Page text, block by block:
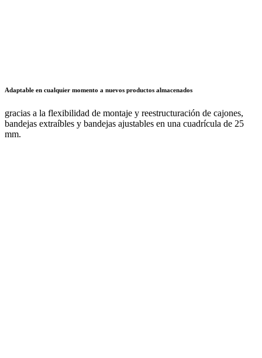
Adaptable en cualquier momento a nuevos productos almacenados
gracias a la flexibilidad de montaje y reestructuración de cajones,
bandejas extraíbles y bandejas ajustables en una cuadrícula de 25
mm.